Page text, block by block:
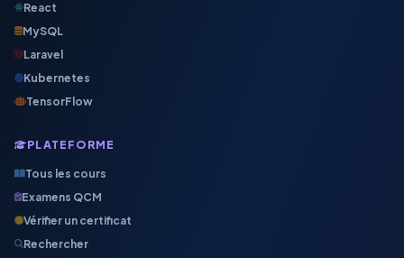
React
MySQL
Laravel
Kubernetes
TensorFlow
PLATEFORME
Tous les cours
Examens QCM
Vérifier un certificat
Rechercher